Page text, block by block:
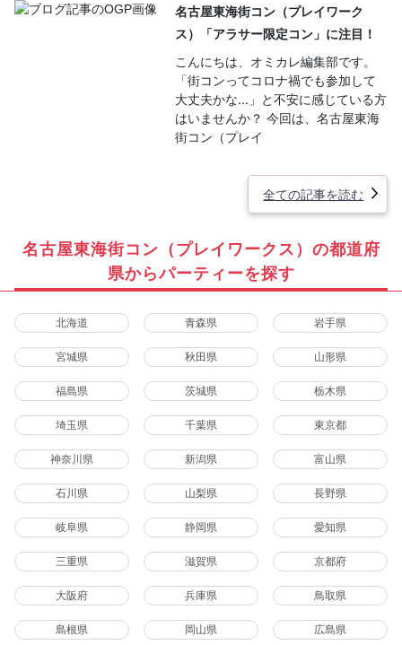
名古屋東海街コン（プレイワーク
ス）「アラサー限定コン」に注目！
こんにちは、オミカレ編集部です。
「街コンってコロナ禍でも参加して
大丈夫かな…」と不安に感じている方
はいませんか？ 今回は、名古屋東海
街コン（プレイ
全ての記事を読む
名古屋東海街コン（プレイワークス）の都道府
県からパーティーを探す
北海道 青森県 岩手県
宮城県 秋田県 山形県
福島県 茨城県 栃木県
埼玉県 千葉県 東京都
神奈川県 新潟県 富山県
石川県 山梨県 長野県
岐阜県 静岡県 愛知県
三重県 滋賀県 京都府
大阪府 兵庫県 鳥取県
島根県 岡山県 広島県